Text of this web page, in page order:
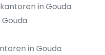
in Gouda
in Gouda